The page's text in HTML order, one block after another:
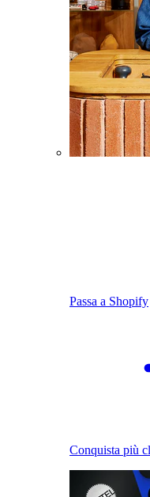
Passa a Shopify
Conquista più